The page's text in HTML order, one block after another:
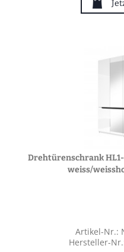
Drehtürenschrank HL1-
weiss/
Artikel-Nr.:
Hersteller-